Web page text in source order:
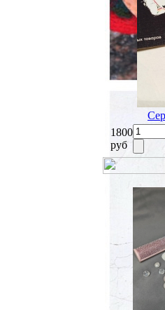
1800
руб